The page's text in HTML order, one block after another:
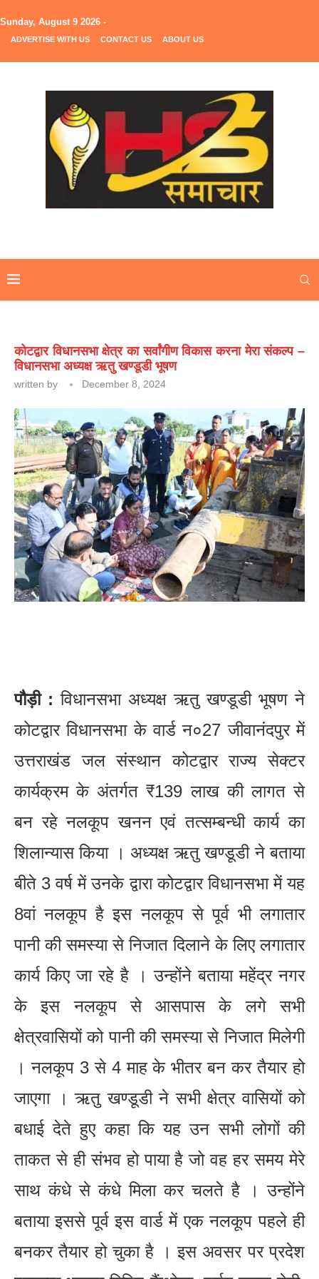
Sunday, August 9 2026 -
ADVERTISE WITH US CONTACT US ABOUT US
कोटद्वार विधानसभा क्षेत्र का सर्वांगीण विकास करना मेरा संकल्प –
विधानसभा अध्यक्ष ऋतु खण्डूडी भूषण
written by December 8, 2024
पौड़ी : विधानसभा अध्यक्ष ऋतु खण्डूडी भूषण ने
कोटद्वार विधानसभा के वार्ड न०27 जीवानंदपुर में
उत्तराखंड जल संस्थान कोटद्वार राज्य सेक्टर
कार्यक्रम के अंतर्गत ₹139 लाख की लागत से
बन रहे नलकूप खनन एवं तत्सम्बन्धी कार्य का
शिलान्यास किया । अध्यक्ष ऋतु खण्डूडी ने बताया
बीते 3 वर्ष में उनके द्वारा कोटद्वार विधानसभा में यह
8वां नलकूप है इस नलकूप से पूर्व भी लगातार
पानी की समस्या से निजात दिलाने के लिए लगातार
कार्य किए जा रहे है । उन्होंने बताया महेंद्र नगर
के इस नलकूप से आसपास के लगे सभी
क्षेत्रवासियों को पानी की समस्या से निजात मिलेगी
। नलकूप 3 से 4 माह के भीतर बन कर तैयार हो
जाएगा । ऋतु खण्डूडी ने सभी क्षेत्र वासियों को
बधाई देते हुए कहा कि यह उन सभी लोगों की
ताकत से ही संभव हो पाया है जो वह हर समय मेरे
साथ कंधे से कंधे मिला कर चलते है । उन्होंने
बताया इससे पूर्व इस वार्ड में एक नलकूप पहले ही
बनकर तैयार हो चुका है । इस अवसर पर प्रदेश